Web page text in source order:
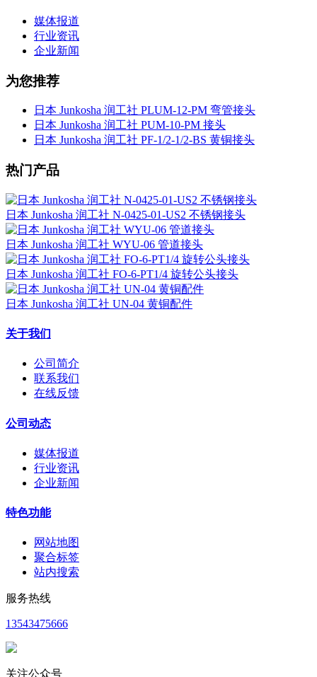
媒体报道
行业资讯
企业新闻
为您推荐
日本 Junkosha 润工社 PLUM-12-PM 弯管接头
日本 Junkosha 润工社 PUM-10-PM 接头
日本 Junkosha 润工社 PF-1/2-1/2-BS 黄铜接头
热门产品
日本 Junkosha 润工社 N-0425-01-US2 不锈钢接头
日本 Junkosha 润工社 WYU-06 管道接头
日本 Junkosha 润工社 FO-6-PT1/4 旋转公头接头
日本 Junkosha 润工社 UN-04 黄铜配件
关于我们
公司简介
联系我们
在线反馈
公司动态
媒体报道
行业资讯
企业新闻
特色功能
网站地图
聚合标签
站内搜索
服务热线
13543475666
关注公众号